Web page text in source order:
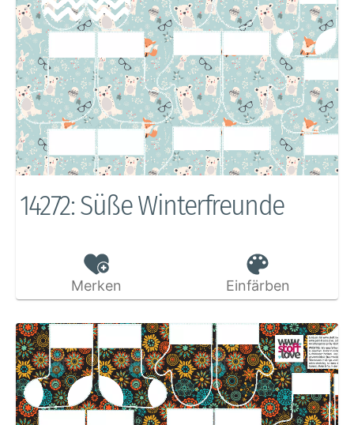
14272: Süße Winterfreunde
Merken Einfärben